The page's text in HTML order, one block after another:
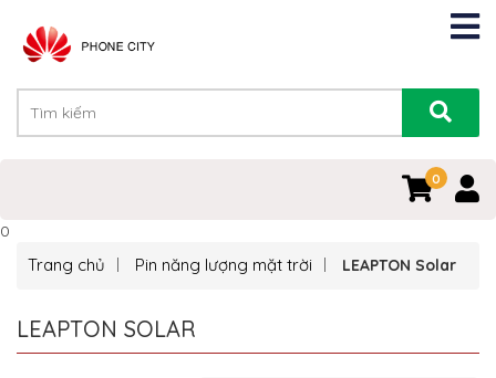
0
0
Trang chủ Pin năng lượng mặt trời LEAPTON Solar
LEAPTON SOLAR